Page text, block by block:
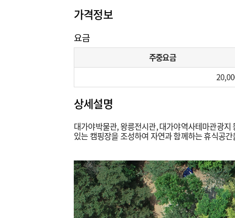
가격정보
요금
주중요금
상세설명
대가야박물관, 왕릉전시관, 대가야역사테마관광
있는 캠핑장을 조성하여 자연과 함께하는 휴식공